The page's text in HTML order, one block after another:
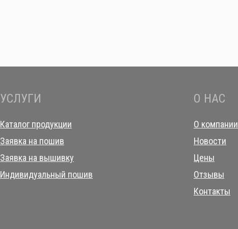
УСЛУГИ
Каталог продукции
Заявка на пошив
Заявка на вышивку
Индивидуальный пошив
О НАС
О компании
Новости
Цены
Отзывы
Контакты